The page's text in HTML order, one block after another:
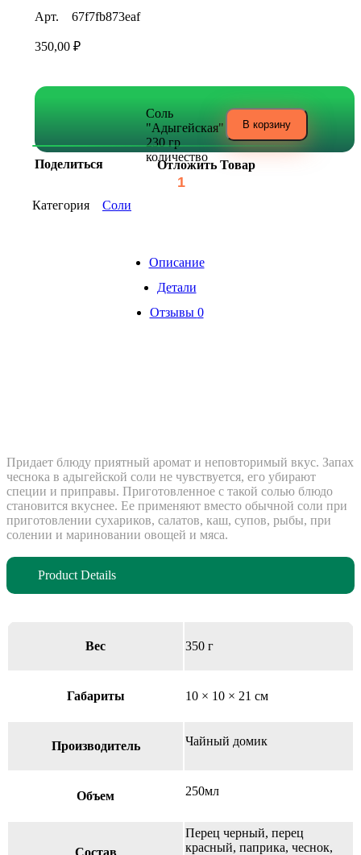
350,00 ₽
Соль
"Адыгейская"
230 гр
количество
В корзину
Отложить Товар
Поделиться
Арт. 67f7fb873eaf
Категория Соли
Описание
Детали
Отзывы 0
Придает блюду приятный аромат и неповторимый вкус. Запах
чеснока в адыгейской соли не чувствуется, его убирают
специи и приправы. Приготовленное с такой солью блюдо
становится вкуснее. Ее применяют вместо обычной соли при
приготовлении сухариков, салатов, каш, супов, рыбы, при
солении и мариновании овощей и мяса.
Вес 350 г
Габариты 10 × 10 × 21 см
Производитель Чайный домик
Объем 250мл
Состав
Перец черный, перец
красный, паприка, чеснок,